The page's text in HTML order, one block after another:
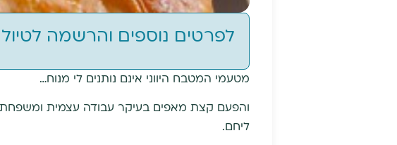
לפרטים נוספים והרשמה
מטעמי המטבח היווני אינם נותנים לי מנוח…
והפעם קצת מאפים בעיקר עבודה עצמית
ליחם.